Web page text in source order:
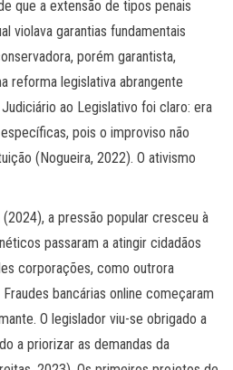
que a extensão de tipos penais
violava garantias fundamentais
porém garantista,
reforma legislativa abrangente
ao Legislativo foi claro: era
pois o improviso não
(Nogueira, 2022). O ativismo
a pressão popular cresceu à
passaram a atingir cidadãos
corporações, como outrora
bancárias online começaram
O legislador viu-se obrigado a
a priorizar as demandas da